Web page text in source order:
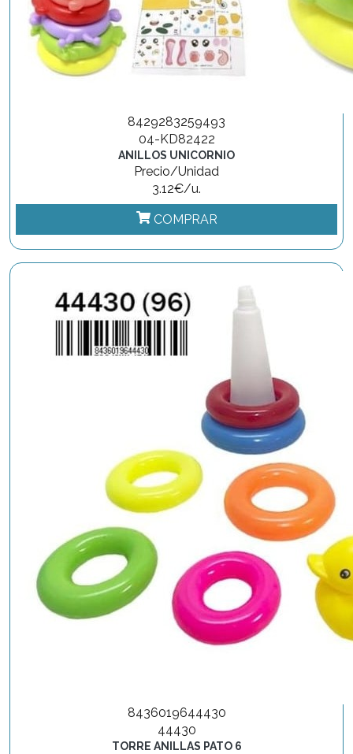
8429283259493
04-KD82422
ANILLOS UNICORNIO
Precio/Unidad
3.12€/u.
COMPRAR
8436019644430
44430
TORRE ANILLAS PATO 6